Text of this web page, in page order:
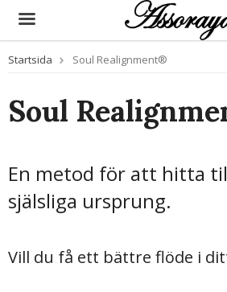
Startsida Soul Realignment®
Soul
En metod för att hitta
själsliga ursprung.
Vill du få ett bättre flöde i